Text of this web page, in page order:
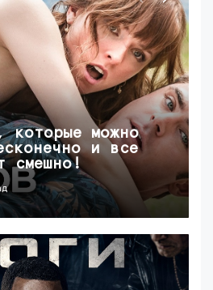
которые можно
и все
смешно!